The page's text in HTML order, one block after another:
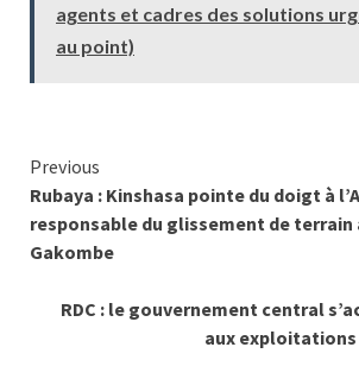
agents et cadres des solutions
au point)
Continue
Reading
Previous
Rubaya : Kinshasa pointe du doigt à
responsable du glissement de terrain
Gakombe
RDC : le gouvernement central
aux